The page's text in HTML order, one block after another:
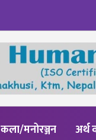
कला/मनोरञ्जन अर्थ